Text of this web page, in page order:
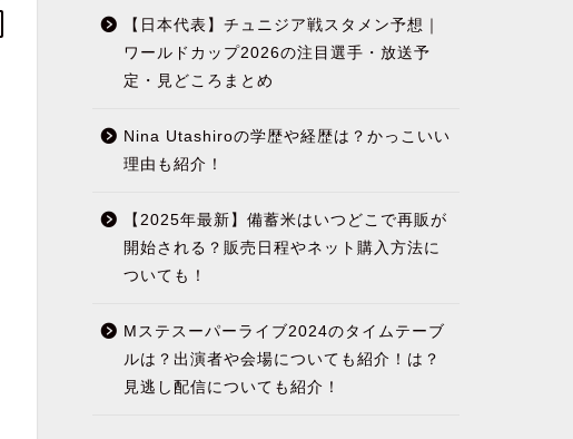
【日本代表】チュニジア戦スタメン予想｜
ワールドカップ2026の注目選手・放送予
定・見どころまとめ
Nina Utashiroの学歴や経歴は？かっこいい
理由も紹介！
【2025年最新】備蓄米はいつどこで再販が
開始される？販売日程やネット購入方法に
ついても！
Mステスーパーライブ2024のタイムテーブ
ルは？出演者や会場についても紹介！は？
見逃し配信についても紹介！